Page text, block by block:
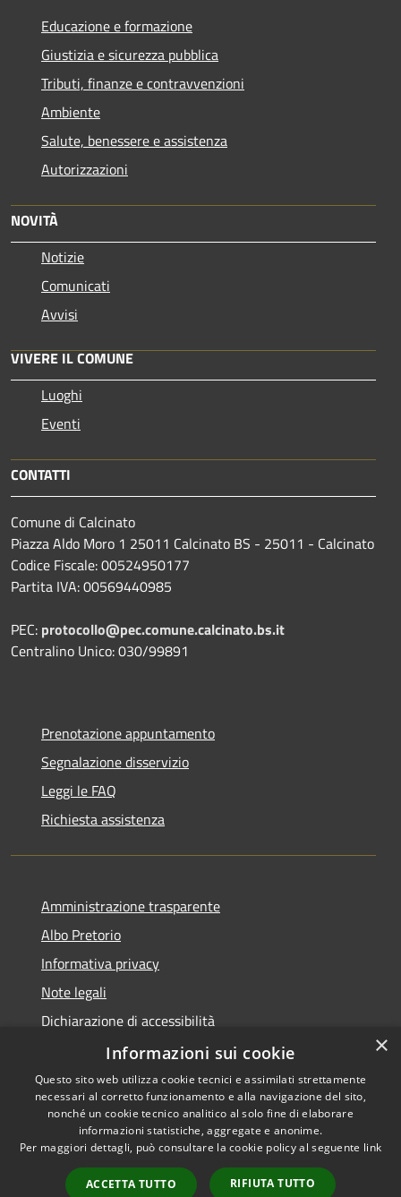
Educazione e formazione
Giustizia e sicurezza pubblica
Tributi, finanze e contravvenzioni
Ambiente
Salute, benessere e assistenza
Autorizzazioni
NOVITÀ
Notizie
Comunicati
Avvisi
VIVERE IL COMUNE
Luoghi
Eventi
CONTATTI
Comune di Calcinato
Piazza Aldo Moro 1 25011 Calcinato BS - 25011 - Calcinato
Codice Fiscale: 00524950177
Partita IVA: 00569440985
PEC: protocollo@pec.comune.calcinato.bs.it
Centralino Unico: 030/99891
Prenotazione appuntamento
Segnalazione disservizio
Leggi le FAQ
Richiesta assistenza
Amministrazione trasparente
Albo Pretorio
Informativa privacy
Note legali
Dichiarazione di accessibilità
Piano miglioramento sito
RSS
Accessibilità
Copyright © 2026 • Comune di
Municipium•
Accesso
×
Informazioni sui cookie
Questo sito web utilizza cookie tecnici e assimilati strettamente
necessari al corretto funzionamento e alla navigazione del sito,
nonché un cookie tecnico analitico al solo fine di elaborare
informazioni statistiche, aggregate e anonime.
Per maggiori dettagli, può consultare la cookie policy al seguente link
ACCETTA TUTTO RIFIUTA TUTTO